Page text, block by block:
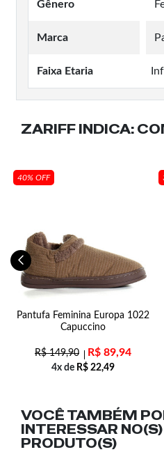
Gênero
Marca
Faixa Etaria
ZARIFF INDICA:
40% OFF
Pantufa Feminina Europa 1022
Capuccino
R$149,90 R$ 89,94
4x de R$ 22,49
VOCÊ TAMBÉM
INTERESSAR
PRODUTO(S)